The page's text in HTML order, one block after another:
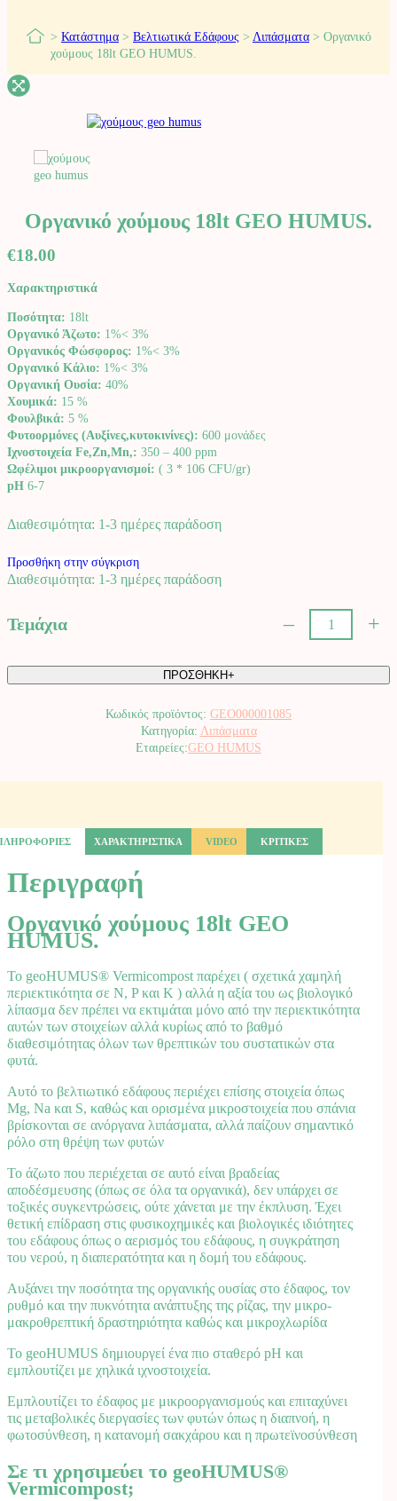
> Κατάστημα > Βελτιωτικά Εδάφους > Λιπάσματα > Οργανικό
χούμους 18lt GEO HUMUS.
Οργανικό χούμους 18lt GEO HUMUS.
€18.00
Χαρακτηριστικά
Ποσότητα: 18lt
Οργανικό Άζωτο: 1%< 3%
Οργανικός Φώσφορος: 1%< 3%
Οργανικό Κάλιο: 1%< 3%
Οργανική Ουσία: 40%
Χουμικά: 15 %
Φουλβικά: 5 %
Φυτοορμόνες (Αυξίνες,κυτοκινίνες): 600 μονάδες
Ιχνοστοιχεία Fe,Zn,Mn,: 350 – 400 ppm
Ωφέλιμοι μικροοργανισμοί: ( 3 * 106 CFU/gr)
pH 6-7
Διαθεσιμότητα: 1-3 ημέρες παράδοση
Προσθήκη στην σύγκριση
Διαθεσιμότητα: 1-3 ημέρες παράδοση
Τεμάχια –
Οργανικό
18lt
GEO
+
ΠΡΟΣΘΗΚΗ+
Κωδικός προϊόντος: GEO000001085
Κατηγορία: Λιπάσματα
GEO HUMUS
ΧΑΡΑΚΤΗΡΙΣΤΙΚΑ VIDEO ΚΡΙΤΙΚΕΣ
Περιγραφή
Οργανικό χούμους 18lt GEO
HUMUS.
Το geoHUMUS® Vermicompost παρέχει ( σχετικά χαμηλή
περιεκτικότητα σε N, P και K ) αλλά η αξία του ως βιολογικό
λίπασμα δεν πρέπει να εκτιμάται μόνο από την περιεκτικότητα
αυτών των στοιχείων αλλά κυρίως από το βαθμό
διαθεσιμότητας όλων των θρεπτικών του συστατικών στα
φυτά.
Αυτό το βελτιωτικό εδάφους περιέχει επίσης στοιχεία όπως
Mg, Na και S, καθώς και ορισμένα μικροστοιχεία που σπάνια
βρίσκονται σε ανόργανα λιπάσματα, αλλά παίζουν σημαντικό
ρόλο στη θρέψη των φυτών
Το άζωτο που περιέχεται σε αυτό είναι βραδείας
αποδέσμευσης (όπως σε όλα τα οργανικά), δεν υπάρχει σε
τοξικές συγκεντρώσεις, ούτε χάνεται με την έκπλυση. Έχει
θετική επίδραση στις φυσικοχημικές και βιολογικές ιδιότητες
του εδάφους όπως ο αερισμός του εδάφους, η συγκράτηση
του νερού, η διαπερατότητα και η δομή του εδάφους.
Αυξάνει την ποσότητα της οργανικής ουσίας στο έδαφος, τον
ρυθμό και την πυκνότητα ανάπτυξης της ρίζας, την μικρο-
μακροθρεπτική δραστηριότητα καθώς και μικροχλωρίδα
Το geoHUMUS δημιουργεί ένα πιο σταθερό pH και
εμπλουτίζει με χηλικά ιχνοστοιχεία.
Εμπλουτίζει το έδαφος με μικροοργανισμούς και επιταχύνει
τις μεταβολικές διεργασίες των φυτών όπως η διαπνοή, η
φωτοσύνθεση, η κατανομή σακχάρου και η πρωτεϊνοσύνθεση
Σε τι χρησιμεύει το geoHUMUS®
Vermicompost;